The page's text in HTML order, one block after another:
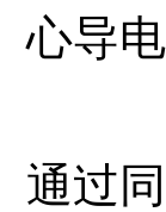
心导
通过